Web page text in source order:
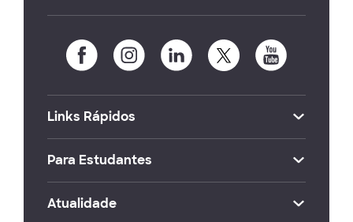
Links Rápidos
Para Estudantes
Atualidade